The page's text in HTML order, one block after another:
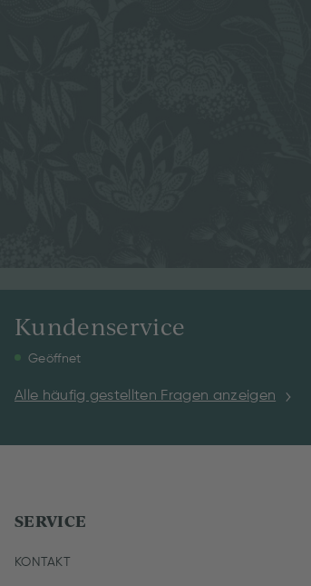
Kundenservice
Geöffnet
Alle häufig gestellten Fragen anzeigen
SERVICE
KONTAKT